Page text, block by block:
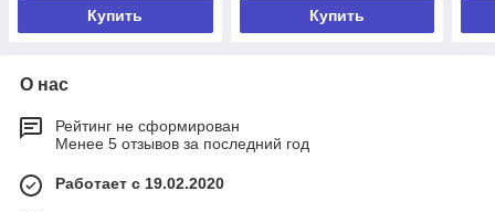
Купить Купить
О нас
Рейтинг не сформирован
Менее 5 отзывов за последний год
Работает с 19.02.2020